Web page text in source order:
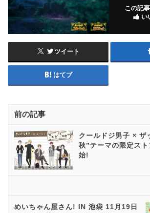
この記
い
ツイート
はてブ
前の記事
クールドジ男子 × ザ
秋”テーマの限定ス
始!
めいちゃん屋さん! IN 池袋 11月19日